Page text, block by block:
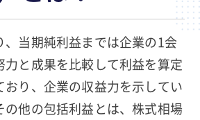
、当期純利益までは企業の1会
と成果を比較して利益を算定
おり、企業の収益力を示してい
の他の包括利益とは、株式相場